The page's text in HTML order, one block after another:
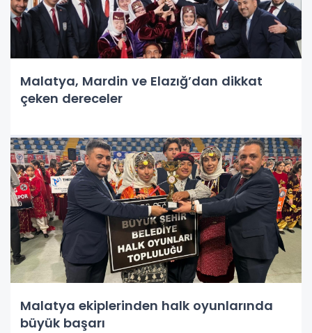
Malatya, Mardin ve Elazığ’dan dikkat
çeken dereceler
Malatya ekiplerinden halk oyunlarında
büyük başarı